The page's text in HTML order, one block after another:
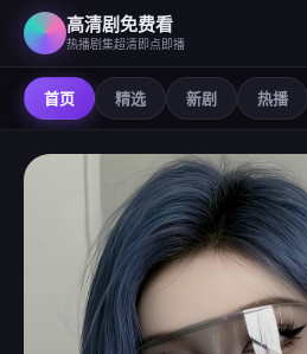
高清剧免费看
热播剧集超清即点即播
首页 精选 新剧 热播
高清剧免费看-在